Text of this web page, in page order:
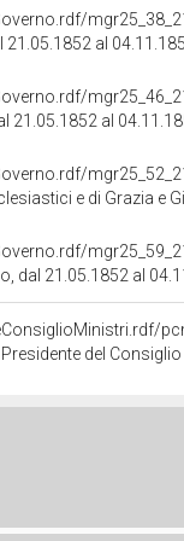
al
21.05.1852 al
e di Grazia e
dal 21.05.1852 al
Presidente del